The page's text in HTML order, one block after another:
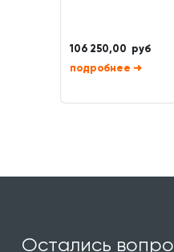
106 250,00 руб
➜
Остались